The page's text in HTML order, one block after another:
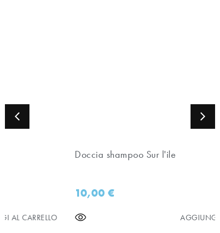
Doccia shampoo Sur l'ile
AGGIUNGI AL CARRELLO